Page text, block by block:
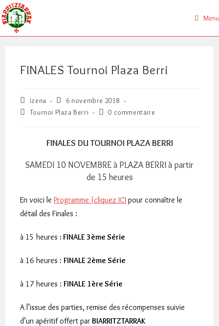
Skip
to
content
Menu
FINALES Tournoi Plaza Berri
Auteur/autrice
de
izena
Publication
publiée :
6 novembre 2018
PostTournoi Plaza Berri
Commentaires
publication :
0 commentaire
FINALES DU TOURNOI PLAZA BERRI
SAMEDI 10 NOVEMBRE à PLAZA BERRI à partir
de 15 heures
En voici leProgramme (cliquez ICI pour connaître le
détail des Finales :
à 15 heures : FINALE 3ème Série
à 16 heures :FINALE 2ème Série
à 17 heures :FINALE 1ère Série
A l’issue des parties, remise des récompenses suivie
d’un apéritif offert parBIARRITZTARRAK